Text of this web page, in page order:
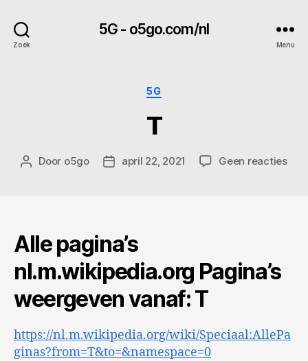
Zoek
5G - o5go.com/nl
Menu
Categorieën
5G
T
Berichtauteur
Door o5go Berichtdatum
april 22, 2021 Geen reactiesop
Alle pagina’s
nl.m.wikipedia.org Pagina’s
weergeven vanaf: T
https://nl.m.wikipedia.org/wiki/Speciaal:AllePa
ginas?from=T&to=&namespace=0